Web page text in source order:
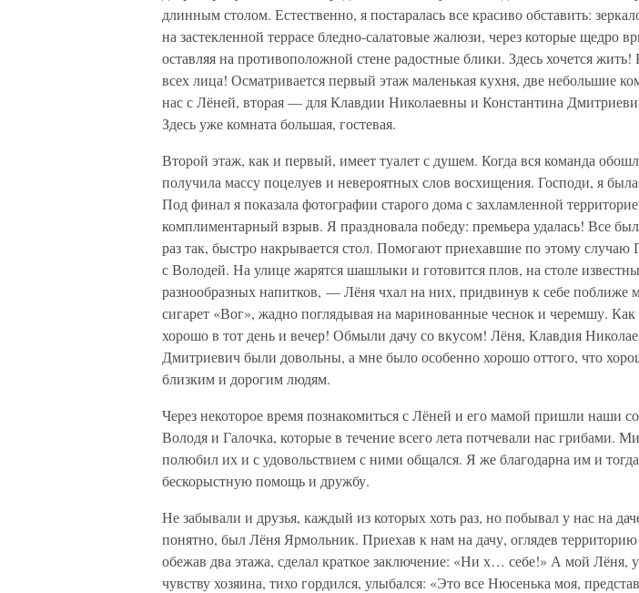
длинным столом. Естественно, я постаралась все красиво обставить:
на застекленной террасе бледно-салатовые жалюзи, через которые щедро
оставляя на противоположной стене радостные блики. Здесь хочется
всех лица! Осматривается первый этаж маленькая кухня, две небольшие
нас с Лёней, вторая — для Клавдии Николаевны и Константина
Здесь уже комната большая, гостевая.
Второй этаж, как и первый, имеет туалет с душем. Когда вся команда
получила массу поцелуев и невероятных слов восхищения. Господи, я
Под финал я показала фотографии старого дома с захламленной
комплиментарный взрыв. Я праздновала победу: премьера удалась! Все
раз так, быстро накрывается стол. Помогают приехавшие по этому
с Володей. На улице жарятся шашлыки и готовится плов, на столе
разнообразных напитков, — Лёня чхал на них, придвинув к себе поближе
сигарет «Вог», жадно поглядывая на маринованные чеснок и черемшу.
хорошо в тот день и вечер! Обмыли дачу со вкусом! Лёня, Клавдия
Дмитриевич были довольны, а мне было особенно хорошо оттого, что
близким и дорогим людям.
Через некоторое время познакомиться с Лёней и его мамой пришли наши
Володя и Галочка, которые в течение всего лета потчевали нас грибами.
полюбил их и с удовольствием с ними общался. Я же благодарна им и
бескорыстную помощь и дружбу.
Не забывали и друзья, каждый из которых хоть раз, но побывал у нас на
понятно, был Лёня Ярмольник. Приехав к нам на дачу, оглядев
обежав два этажа, сделал краткое заключение: «Ни х… себе!» А мой
чувству хозяина, тихо гордился, улыбался: «Это все Нюсенька моя,